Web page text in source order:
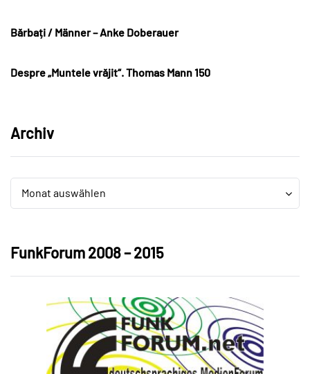
Bărbați / Männer – Anke Doberauer
Despre „Muntele vrăjit“. Thomas Mann 150
Archiv
Archiv
Monat auswählen
Archiv
FunkForum 2008 – 2015